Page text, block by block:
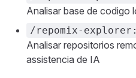
Analisar base de codigo
/repomix-
Analisar repositorios
assistencia de IA